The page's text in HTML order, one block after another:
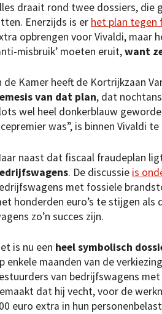
draait rond twee dossiers, die
Enerzijds is er het plan tegen
opbrengen voor Vivaldi, maar
misbruik’ moeten eruit,want
de Kamer heeft de Kortrijkzaan
van dat plan, dat
wel heel donkerblauw
was”, is binnen Vivaldi te
naast dat fiscaal fraudeplan
. De discussie is
met fossiele
honderden euro’s te stijgen
zo’n succes zijn.
is nu een heel symbolisch
enkele maanden van de
van bedrijfswagens
dat hij vecht, voor de
euro extra in hun